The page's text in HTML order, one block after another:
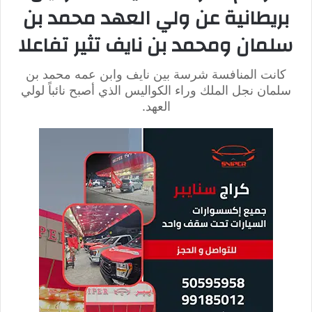
بيان القيادة المركزية الأمريكية
يأتي هذا في نفس الوقت التي أعلنت فيه القيادة المركزية
الأمريكية
في بيان لها يوم الأربعاء أن قائد تنظيم الدولة الإسلامية “أبو الحسن
الهاشمي القرشي” قتل في منتصف تشرين الأول حيث اعتبرت أنها
ضربت داعش ضربة أخرى.